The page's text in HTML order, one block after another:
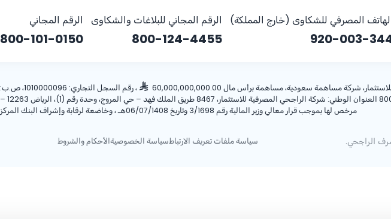
المصرفي للشكاوى (خارج المملكة)
920-003-
الرقم المجاني للبلاغات والشكاوى
800-124-4455
الرقم المجاني
800-101-0150
شركة مساهمة سعودية، مساهمة برأس مال 60,000,000,000.00
، رقم السجل التجاري: 1010000096، ص.ب: 28 الرياض 11411 المملكة العربية السعودية، هاتف:
مرخص لها بموجب قرار معالي وزير المالية رقم 3/1698 وتاريخ 06/07/1408هـ ، وخاضعة لرقابة وإشراف البنك المركزي السعودي.
سياسة ملفات تعريف الارتباطسياسة الخصوصيةالأحكام والشروط